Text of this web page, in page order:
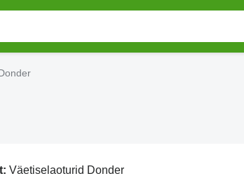
Väetiselaoturid Donder